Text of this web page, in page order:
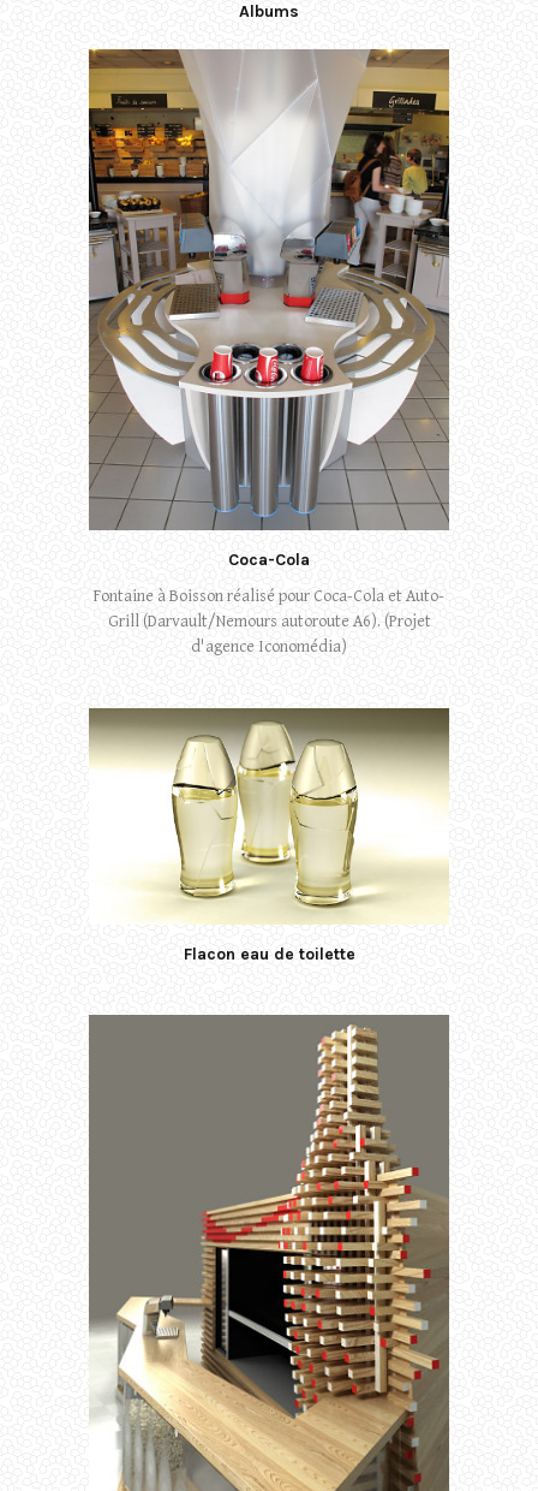
Albums
Coca-Cola
Fontaine à Boisson réalisé pour Coca-Cola et Auto-
Grill (Darvault/Nemours autoroute A6). (Projet
d'agence Iconomédia)
Flacon eau de toilette